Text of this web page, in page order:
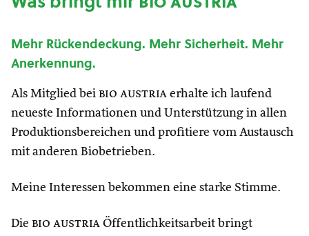
Mehr Rückendeckung. Mehr Sicherheit. Mehr
Anerkennung.
Als Mitglied bei bio austria erhalte ich laufend
neueste Informationen und Unterstützung in allen
Produktionsbereichen und profitiere vom Austausch
mit anderen Biobetrieben.
Meine Interessen bekommen eine starke Stimme.
Die bio austria Öffentlichkeitsarbeit bringt